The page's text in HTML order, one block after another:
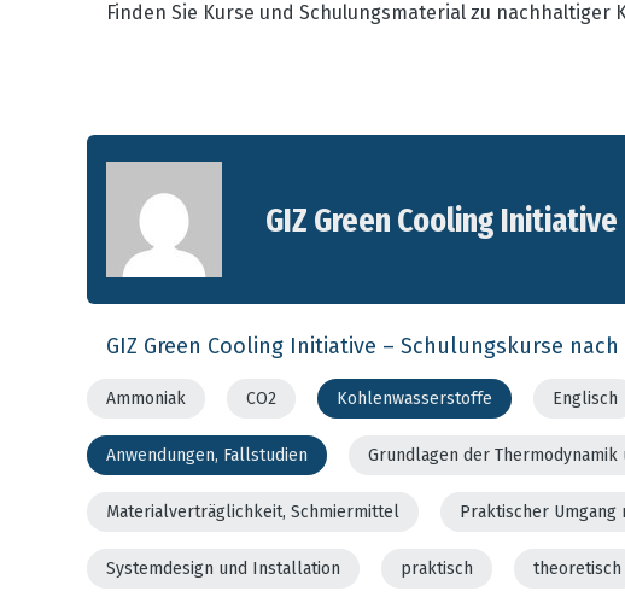
Finden Sie Kurse und Schulungsmaterial zu nachhaltiger
GIZ Green Cooling Initiative
GIZ Green Cooling Initiative – Schulungskurse
Ammoniak CO2 Kohlenwasserstoffe Englisch
Anwendungen, Fallstudien Grundlagen der Thermodynamik
Materialverträglichkeit, Schmiermittel Praktischer
Systemdesign und Installation praktisch theoretisch